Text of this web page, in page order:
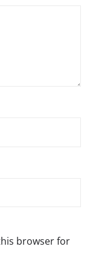
browser for